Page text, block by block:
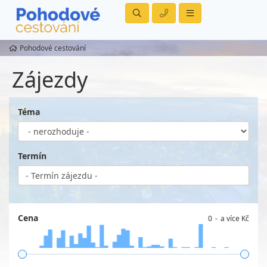
Pohodové cestování
Zájezdy
Téma
Termín
Cena 0 a více Kč